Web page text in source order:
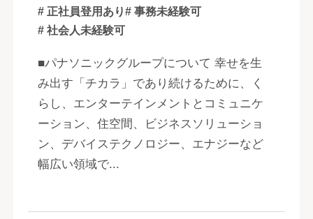
# 正社員登用あり# 事務未経験可
# 社会人未経験可
■パナソニックグループについて 幸せを生
み出す「チカラ」であり続けるために、く
らし、エンターテインメントとコミュニケ
ーション、住空間、ビジネスソリューショ
ン、デバイステクノロジー、エナジーなど
幅広い領域で...